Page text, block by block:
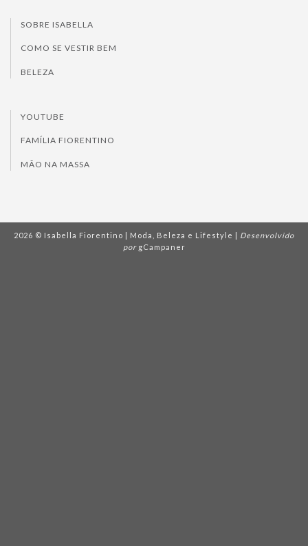
SOBRE ISABELLA
COMO SE VESTIR BEM
BELEZA
YOUTUBE
FAMÍLIA FIORENTINO
MÃO NA MASSA
2026 © Isabella Fiorentino | Moda, Beleza e Lifestyle | Desenvolvido
por gCampaner